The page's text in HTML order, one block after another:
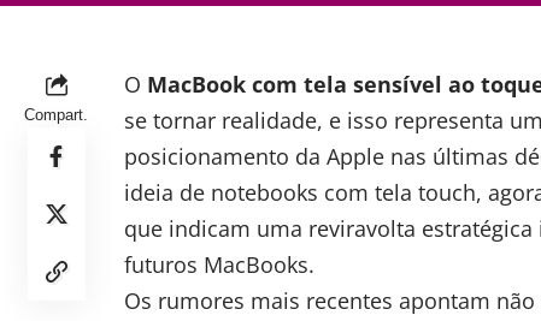
Compart.
O MacBook com tela sensível ao
se tornar realidade, e isso representa
posicionamento da Apple nas últimas
ideia de notebooks com tela touch,
que indicam uma reviravolta
futuros MacBooks.
Os rumores mais recentes apontam